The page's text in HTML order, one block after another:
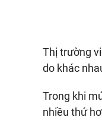
Thị trường
do khác
Trong khi
nhiều thứ